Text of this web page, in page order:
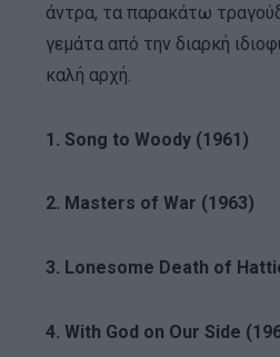
άντρα, τα παρακάτω
γεμάτα από την διαρκή
καλή αρχή.
1. Song to Woody (1961)
2. Masters of War (1963)
3. Lonesome Death of
4. With God on Our Side